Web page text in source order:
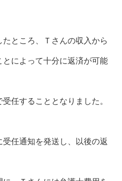
ところ、Ｔさんの収入から
とによって十分に返済が可能
任することとなりました。
任通知を発送し、以後の返